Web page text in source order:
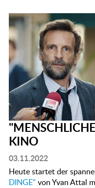
KINO
03.11.2022
Heute startet der
DINGE" von Yvan Attal